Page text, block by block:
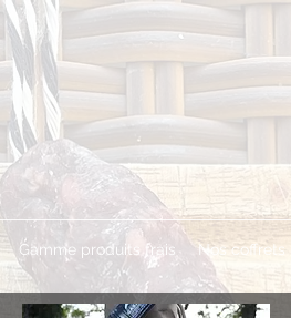
Gamme produits frais Nos coffrets